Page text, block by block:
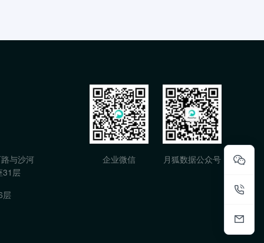
与沙河
31层
层
企业微信 月狐数据公众号